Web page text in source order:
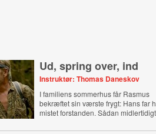
Ud, spring over, ind
Instruktør: Thomas Daneskov
I familiens sommerhus får Rasmus
bekræftet sin værste frygt: Hans far
mistet forstanden. Sådan